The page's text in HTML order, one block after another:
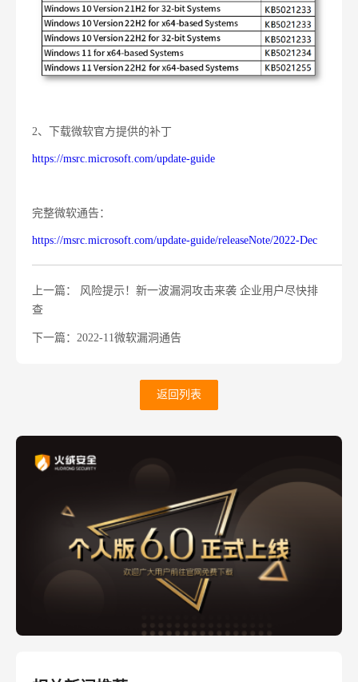
2、下载微软官方提供的补丁
https://msrc.microsoft.com/update-guide
完整微软通告：
https://msrc.microsoft.com/update-guide/releaseNote/2022-Dec
上一篇： 风险提示！新一波漏洞攻击来袭 企业用户尽快排
查
下一篇：2022-11微软漏洞通告
返回列表